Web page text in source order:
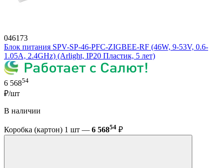
046173
Блок питания SPV-SP-46-PFC-ZIGBEE-RF (46W, 9-53V, 0.6-
1.05A, 2.4GHz) (Arlight, IP20 Пластик, 5 лет)
6 56854
₽/шт
В наличии
Коробка (картон) 1 шт — 6 56854 ₽